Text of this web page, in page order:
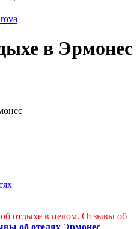
в Эрмонес
отдыхе в целом. Отзывы об
об отелях Эрмонес